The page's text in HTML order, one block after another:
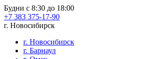
Будни с 8:30 до 18:00
+7 383 375-17-90
г. Новосибирск
г. Новосибирск
г. Барнаул